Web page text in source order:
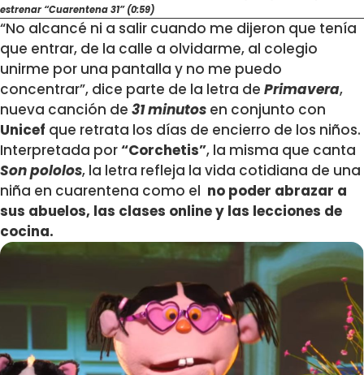
estrenar “Cuarentena 31” (0:59)
“No alcancé ni a salir cuando me dijeron que tenía
que entrar, de la calle a olvidarme, al colegio
unirme por una pantalla y no me puedo
concentrar”, dice parte de la letra de Primavera,
nueva canción de 31 minutos en conjunto con
Unicef que retrata los días de encierro de los niños.
Interpretada por“Corchetis”, la misma que canta
Son pololos, la letra refleja la vida cotidiana de una
niña en cuarentena como el no poder abrazar a
sus abuelos, las clases online y las lecciones de
cocina.